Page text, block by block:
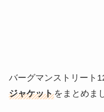
バーグマンストリート
ジャケットをまとめま